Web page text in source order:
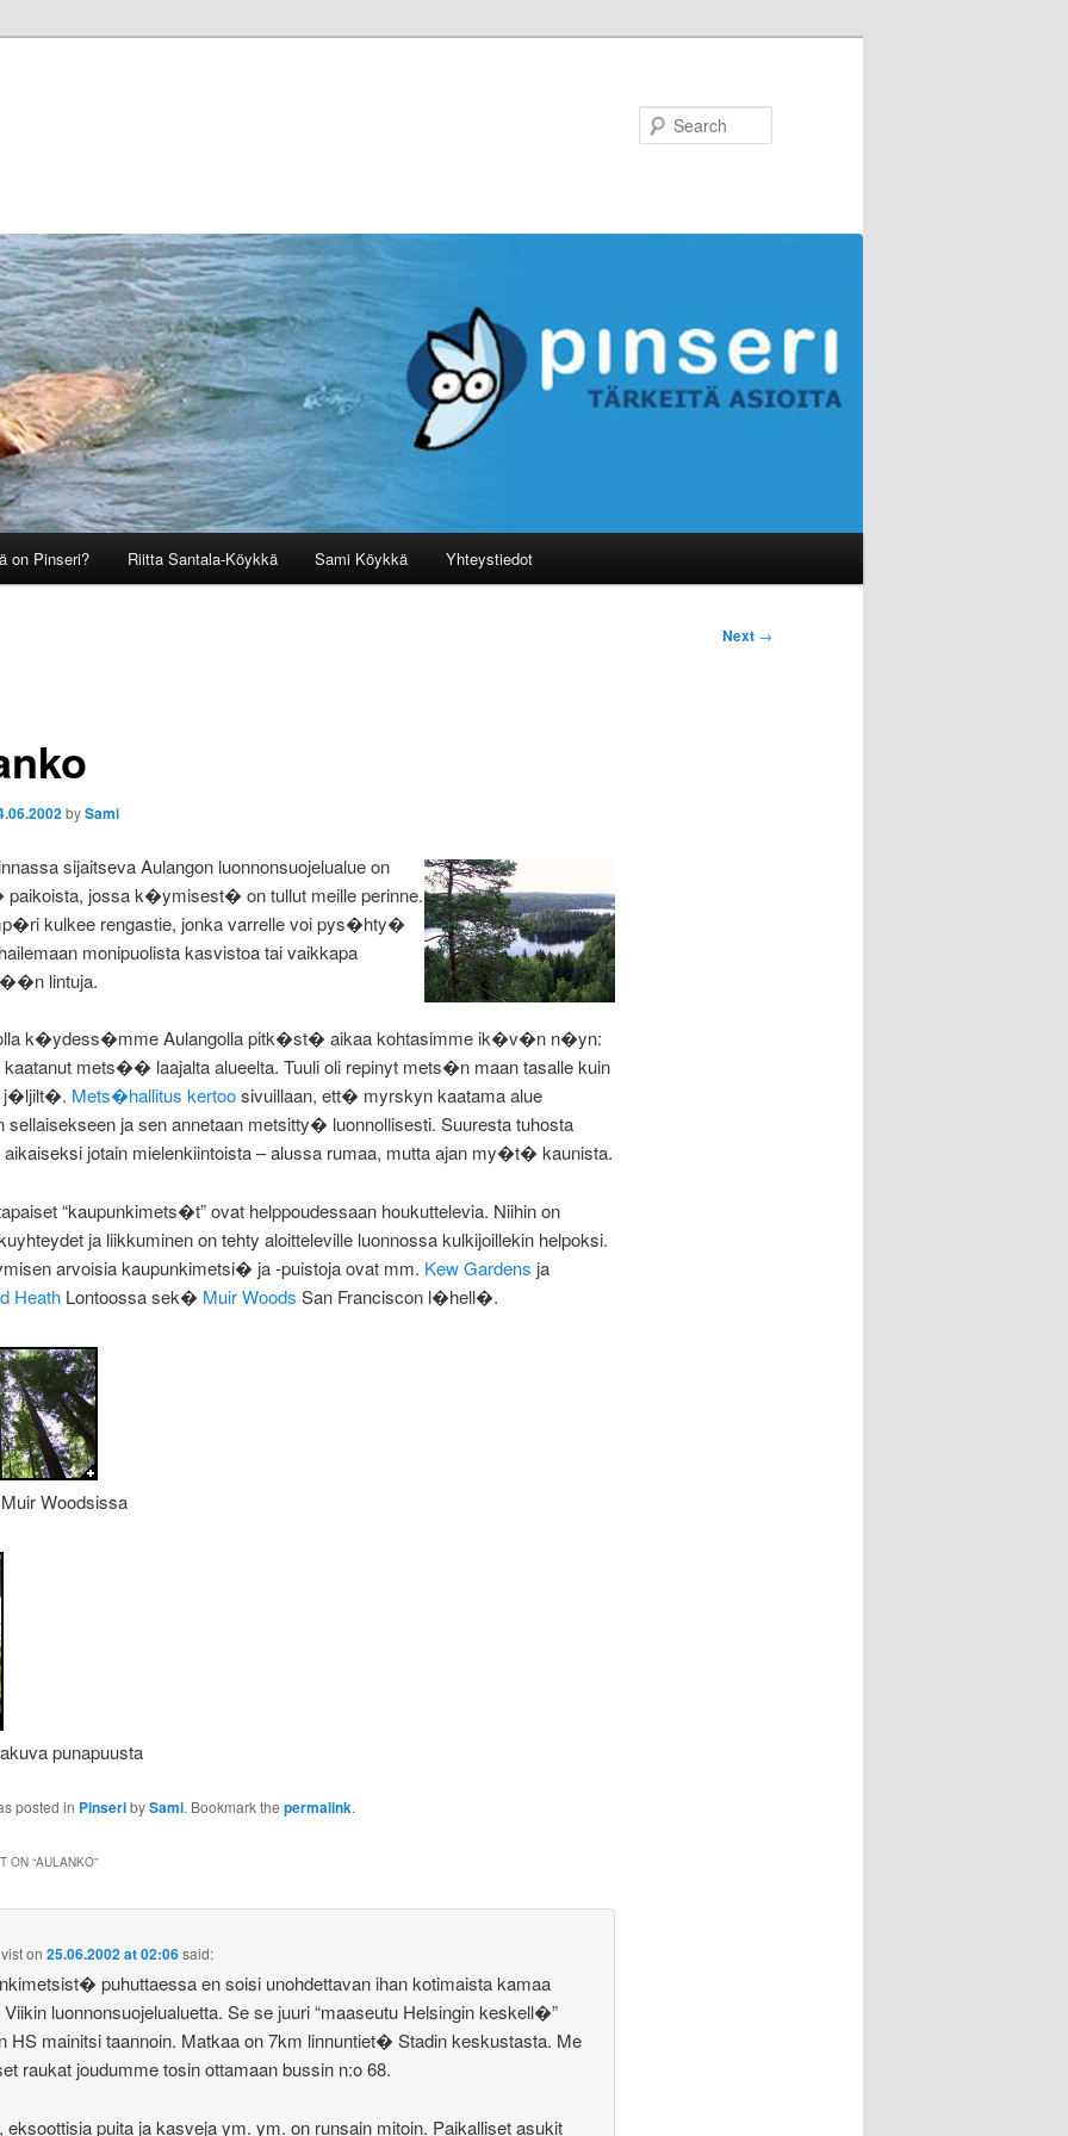
on Pinseri? Riitta Santala-Köykkä Sami Köykkä Yhteystiedot
Next →
bySami
sijaitseva Aulangon luonnonsuojelualue on
jossa k�ymisest� on tullut meille perinne.
kulkee rengastie, jonka varrelle voi pys�hty�
monipuolista kasvistoa tai vaikkapa
lintuja.
k�ydess�mme Aulangolla pitk�st� aikaa kohtasimme ik�v�n n�yn:
mets�� laajalta alueelta. Tuuli oli repinyt mets�n maan tasalle kuin
j�ljilt�. Mets�hallitus kertoosivuillaan, ett� myrskyn kaatama alue
ja sen annetaan metsitty� luonnollisesti. Suuresta tuhosta
aikaiseksi jotain mielenkiintoista – alussa rumaa, mutta ajan my�t� kaunista.
“kaupunkimets�t” ovat helppoudessaan houkuttelevia. Niihin on
ja liikkuminen on tehty aloitteleville luonnossa kulkijoillekin helpoksi.
arvoisia kaupunkimetsi� ja -puistoja ovat mm. Kew Gardens ja
HeathLontoossa sek� Muir Woods San Franciscon l�hell�.
Woodsissa
punapuusta
posted in PinseribySami. Bookmark the permalink.
ON “AULANKO”
on25.06.2002 at 02:06said:
puhuttaessa en soisi unohdettavan ihan kotimaista kamaa
luonnonsuojelualuetta. Se se juuri “maaseutu Helsingin keskell�”
HS mainitsi taannoin. Matkaa on 7km linnuntiet� Stadin keskustasta. Me
raukat joudumme tosin ottamaan bussin n:o 68.
eksoottisia puita ja kasveja ym. ym. on runsain mitoin. Paikalliset asukit